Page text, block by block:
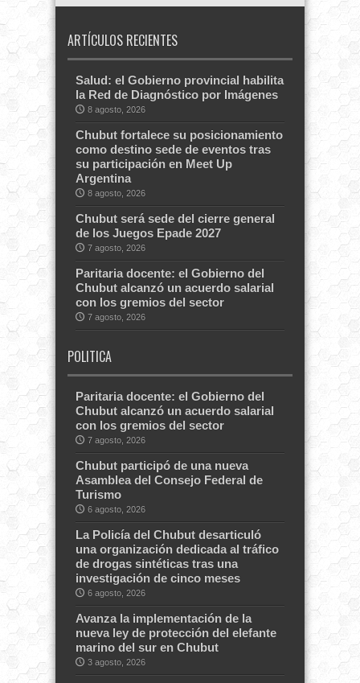
ARTÍCULOS RECIENTES
Salud: el Gobierno provincial habilita
la Red de Diagnóstico por Imágenes
8 agosto, 2026
Chubut fortalece su posicionamiento
como destino sede de eventos tras
su participación en Meet Up
Argentina
8 agosto, 2026
Chubut será sede del cierre general
de los Juegos Epade 2027
7 agosto, 2026
Paritaria docente: el Gobierno del
Chubut alcanzó un acuerdo salarial
con los gremios del sector
7 agosto, 2026
POLITICA
Paritaria docente: el Gobierno del
Chubut alcanzó un acuerdo salarial
con los gremios del sector
7 agosto, 2026
Chubut participó de una nueva
Asamblea del Consejo Federal de
Turismo
6 agosto, 2026
La Policía del Chubut desarticuló
una organización dedicada al tráfico
de drogas sintéticas tras una
investigación de cinco meses
6 agosto, 2026
Avanza la implementación de la
nueva ley de protección del elefante
marino del sur en Chubut
3 agosto, 2026